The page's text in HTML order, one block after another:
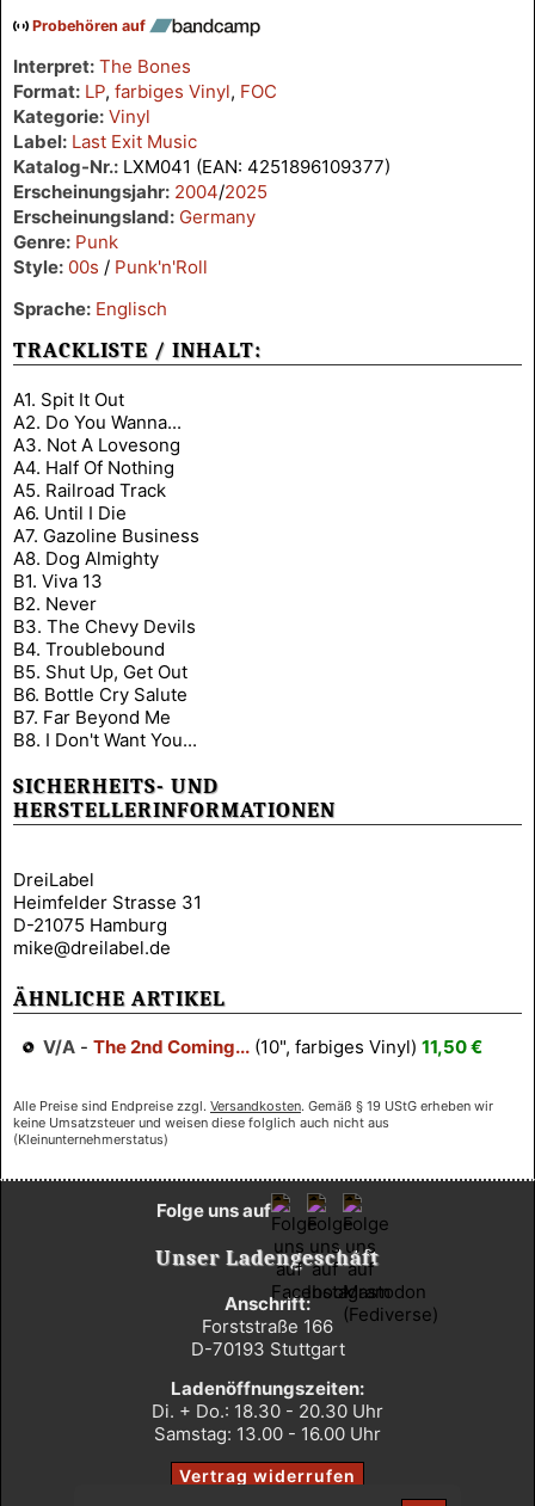
Probehören auf
Interpret: The Bones
Format: LP, farbiges Vinyl, FOC
Kategorie: Vinyl
Label: Last Exit Music
Katalog-Nr.: LXM041 (EAN: 4251896109377)
Erscheinungsjahr: 2004/2025
Erscheinungsland: Germany
Genre: Punk
Style: 00s / Punk'n'Roll
Sprache: Englisch
TRACKLISTE / INHALT:
A1. Spit It Out
A2. Do You Wanna...
A3. Not A Lovesong
A4. Half Of Nothing
A5. Railroad Track
A6. Until I Die
A7. Gazoline Business
A8. Dog Almighty
B1. Viva 13
B2. Never
B3. The Chevy Devils
B4. Troublebound
B5. Shut Up, Get Out
B6. Bottle Cry Salute
B7. Far Beyond Me
B8. I Don't Want You...
SICHERHEITS- UND
HERSTELLERINFORMATIONEN
DreiLabel
Heimfelder Strasse 31
D-21075 Hamburg
mike@dreilabel.de
ÄHNLICHE ARTIKEL
V/A - The 2nd Coming... (10", farbiges Vinyl) 11,50 €
Alle Preise sind Endpreise zzgl. Versandkosten. Gemäß § 19 UStG erheben wir
keine Umsatzsteuer und weisen diese folglich auch nicht aus
(Kleinunternehmerstatus)
Unser Ladengeschäft
Anschrift:
Forststraße 166
D-70193 Stuttgart
Ladenöffnungszeiten:
Di. + Do.: 18.30 - 20.30 Uhr
Samstag: 13.00 - 16.00 Uhr
Vertrag widerrufen
Folge uns auf